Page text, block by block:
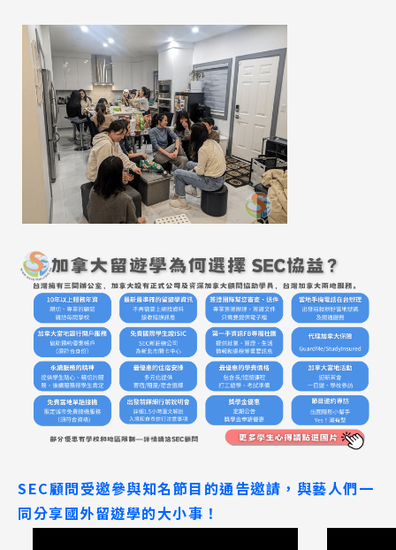
SEC顧問受邀參與知名節目的通告邀請，與藝人們一
同分享國外留遊學的大小事！